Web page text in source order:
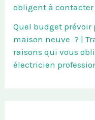
obligent à
Quel budget
maison neuve ? |
raisons qui vous
électricien